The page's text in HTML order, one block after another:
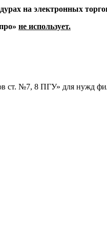
на электронных
не использует.
ст. №7, 8 ПГУ» для